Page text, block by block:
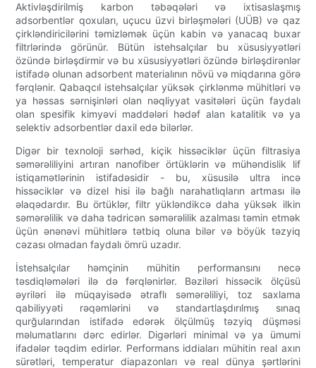
Aktivləşdirilmiş karbon təbəqələri və ixtisaslaşmış
adsorbentlər qoxuları, uçucu üzvi birləşmələri (UÜB) və qaz
çirkləndiricilərini təmizləmək üçün kabin və yanacaq buxar
filtrlərində görünür. Bütün istehsalçılar bu xüsusiyyətləri
özündə birləşdirmir və bu xüsusiyyətləri özündə birləşdirənlər
istifadə olunan adsorbent materialının növü və miqdarına görə
fərqlənir. Qabaqcıl istehsalçılar yüksək çirklənmə mühitləri və
ya həssas sərnişinləri olan nəqliyyat vasitələri üçün faydalı
olan spesifik kimyəvi maddələri hədəf alan katalitik və ya
selektiv adsorbentlər daxil edə bilərlər.
Digər bir texnoloji sərhəd, kiçik hissəciklər üçün filtrasiya
səmərəliliyini artıran nanofiber örtüklərin və mühəndislik lif
istiqamətlərinin istifadəsidir - bu, xüsusilə ultra incə
hissəciklər və dizel hisi ilə bağlı narahatlıqların artması ilə
əlaqədardır. Bu örtüklər, filtr yükləndikcə daha yüksək ilkin
səmərəlilik və daha tədricən səmərəlilik azalması təmin etmək
üçün ənənəvi mühitlərə tətbiq oluna bilər və böyük təzyiq
cəzası olmadan faydalı ömrü uzadır.
İstehsalçılar həmçinin mühitin performansını necə
təsdiqləmələri ilə də fərqlənirlər. Bəziləri hissəcik ölçüsü
əyriləri ilə müqayisədə ətraflı səmərəliliyi, toz saxlama
qabiliyyəti rəqəmlərini və standartlaşdırılmış sınaq
qurğularından istifadə edərək ölçülmüş təzyiq düşməsi
məlumatlarını dərc edirlər. Digərləri minimal və ya ümumi
ifadələr təqdim edirlər. Performans iddiaları mühitin real axın
sürətləri, temperatur diapazonları və real dünya şərtlərini